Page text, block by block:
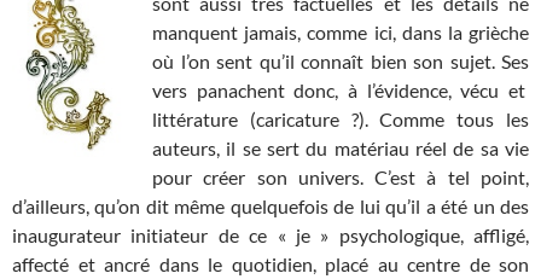
manquent jamais, comme ici, dans la grièche
où l’on sent qu’il connaît bien son sujet. Ses
vers panachent donc, à l’évidence, vécu et
littérature (caricature ?). Comme tous les
auteurs, il se sert du matériau réel de sa vie
pour créer son univers. C’est à tel point,
d’ailleurs, qu’on dit même quelquefois de lui qu’il a été un des
inaugurateur initiateur de ce « je » psychologique, affligé,
affecté et ancré dans le quotidien, placé au centre de son